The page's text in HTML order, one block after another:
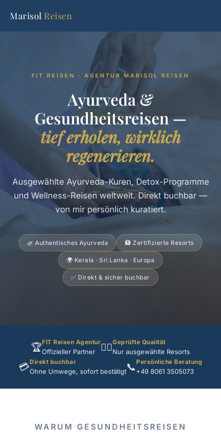
Marisol Reisen
FIT REISEN · AGENTUR MARISOL REISEN
Ayurveda &
Gesundheitsreisen —
tief erholen, wirklich
regenerieren.
Ausgewählte Ayurveda-Kuren, Detox-Programme
und Wellness-Reisen weltweit. Direkt buchbar —
von mir persönlich kuratiert.
🌿 Authentisches Ayurveda 🏥 Zertifizierte Resorts
🌍 Kerala · Sri Lanka · Europa
✅ Direkt & sicher buchbar
🏆FIT Reisen Agentur
Offizieller Partner 🧘‍♀️Geprüfte Qualität
Nur ausgewählte Resorts
💳Direkt buchbar
Ohne Umwege, sofort bestätigt📞Persönliche Beratung
+49 8061 3505073
WARUM GESUNDHEITSREISEN